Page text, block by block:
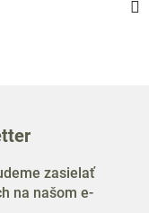
zasielať
na našom e-